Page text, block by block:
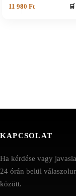
11 980Ft 🛒
KAPCSOLAT
Ha kérdése vagy
24 órán belül
között.